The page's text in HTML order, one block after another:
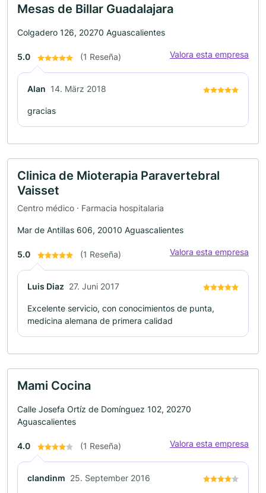
Mesas de Billar Guadalajara
Colgadero 126, 20270 Aguascalientes
5.0 (1 Reseña) Valora esta empresa
Alan 14. März 2018
gracias
Clinica de Mioterapia Paravertebral
Vaisset
Centro médico · Farmacia hospitalaria
Mar de Antillas 606, 20010 Aguascalientes
5.0 (1 Reseña) Valora esta empresa
Luis Diaz 27. Juni 2017
Excelente servicio, con conocimientos de punta,
medicina alemana de primera calidad
Mami Cocina
Calle Josefa Ortíz de Domínguez 102, 20270
Aguascalientes
4.0 (1 Reseña) Valora esta empresa
clandinm 25. September 2016